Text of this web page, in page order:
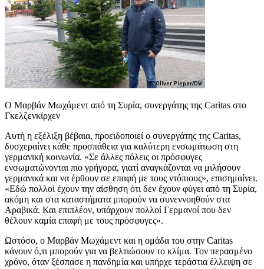
Ο Μαρβάν Μωχάμεντ από τη Συρία, συνεργάτης της Caritas στο
Γκελζενκίρχεν
Αυτή η εξέλιξη βέβαια, προειδοποιεί ο συνεργάτης της Caritas,
δυσχεραίνει κάθε προσπάθεια για καλύτερη ενσωμάτωση στη
γερμανική κοινωνία. «Σε άλλες πόλεις οι πρόσφυγες
ενσωματώνονται πιο γρήγορα, γιατί αναγκάζονται να μιλήσουν
γερμανικά και να έρθουν σε επαφή με τους ντόπιους», επισημαίνει.
«Εδώ πολλοί έχουν την αίσθηση ότι δεν έχουν φύγει από τη Συρία,
ακόμη και στα καταστήματα μπορούν να συνεννοηθούν στα
Αραβικά. Και επιπλέον, υπάρχουν πολλοί Γερμανοί που δεν
θέλουν καμία επαφή με τους πρόσφυγες».
Ωστόσο, ο Μαρβάν Μωχάμεντ και η ομάδα του στην Caritas
κάνουν ό,τι μπορούν για να βελτιώσουν το κλίμα. Τον περασμένο
χρόνο, όταν ξέσπασε η πανδημία και υπήρχε τεράστια έλλειψη σε